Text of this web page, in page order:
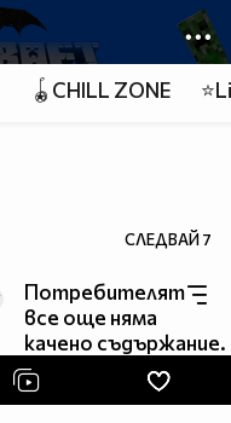
🪀CHILL ZONE
СЛЕДВАЙ7
Потребителят
все още няма
качено съдържание.